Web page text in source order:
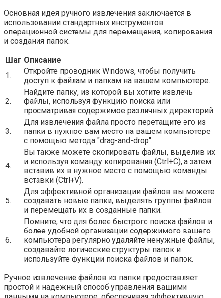
Основная идея ручного извлечения заключается в
использовании стандартных инструментов
операционной системы для перемещения, копирования
и создания папок.
Шаг Описание
1.
Откройте проводник Windows, чтобы получить
доступ к файлам и папкам на вашем компьютере.
2.
Найдите папку, из которой вы хотите извлечь
файлы, используя функцию поиска или
просматривая содержимое различных директорий.
3.
Для извлечения файла просто перетащите его из
папки в нужное вам место на вашем компьютере
с помощью метода "drag-and-drop".
4.
Вы также можете скопировать файлы, выделив их
и используя команду копирования (Ctrl+C), а затем
вставив их в нужное место с помощью команды
вставки (Ctrl+V).
5.
Для эффективной организации файлов вы можете
создавать новые папки, выделять группы файлов
и перемещать их в созданные папки.
6.
Помните, что для более быстрого поиска файлов и
более удобной организации содержимого вашего
компьютера регулярно удаляйте ненужные файлы,
создавайте логические структуры папок и
используйте функции поиска файлов и папок.
Ручное извлечение файлов из папки предоставляет
простой и надежный способ управления вашими